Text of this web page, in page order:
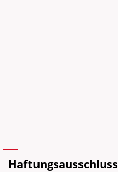
Haftungsausschluss